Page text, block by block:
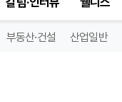
부동산·건설 산업일반